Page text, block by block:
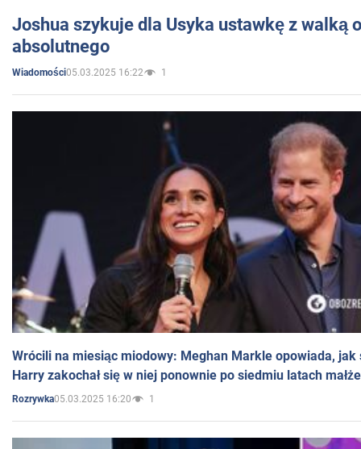
Joshua szykuje dla Usyka ustawkę z walką
absolutnego
Wiadomości05.03.2025 16:22 1
Wrócili na miesiąc miodowy: Meghan Markle opowiada, jak
Harry zakochał się w niej ponownie po siedmiu latach
Rozrywka05.03.2025 16:20 1